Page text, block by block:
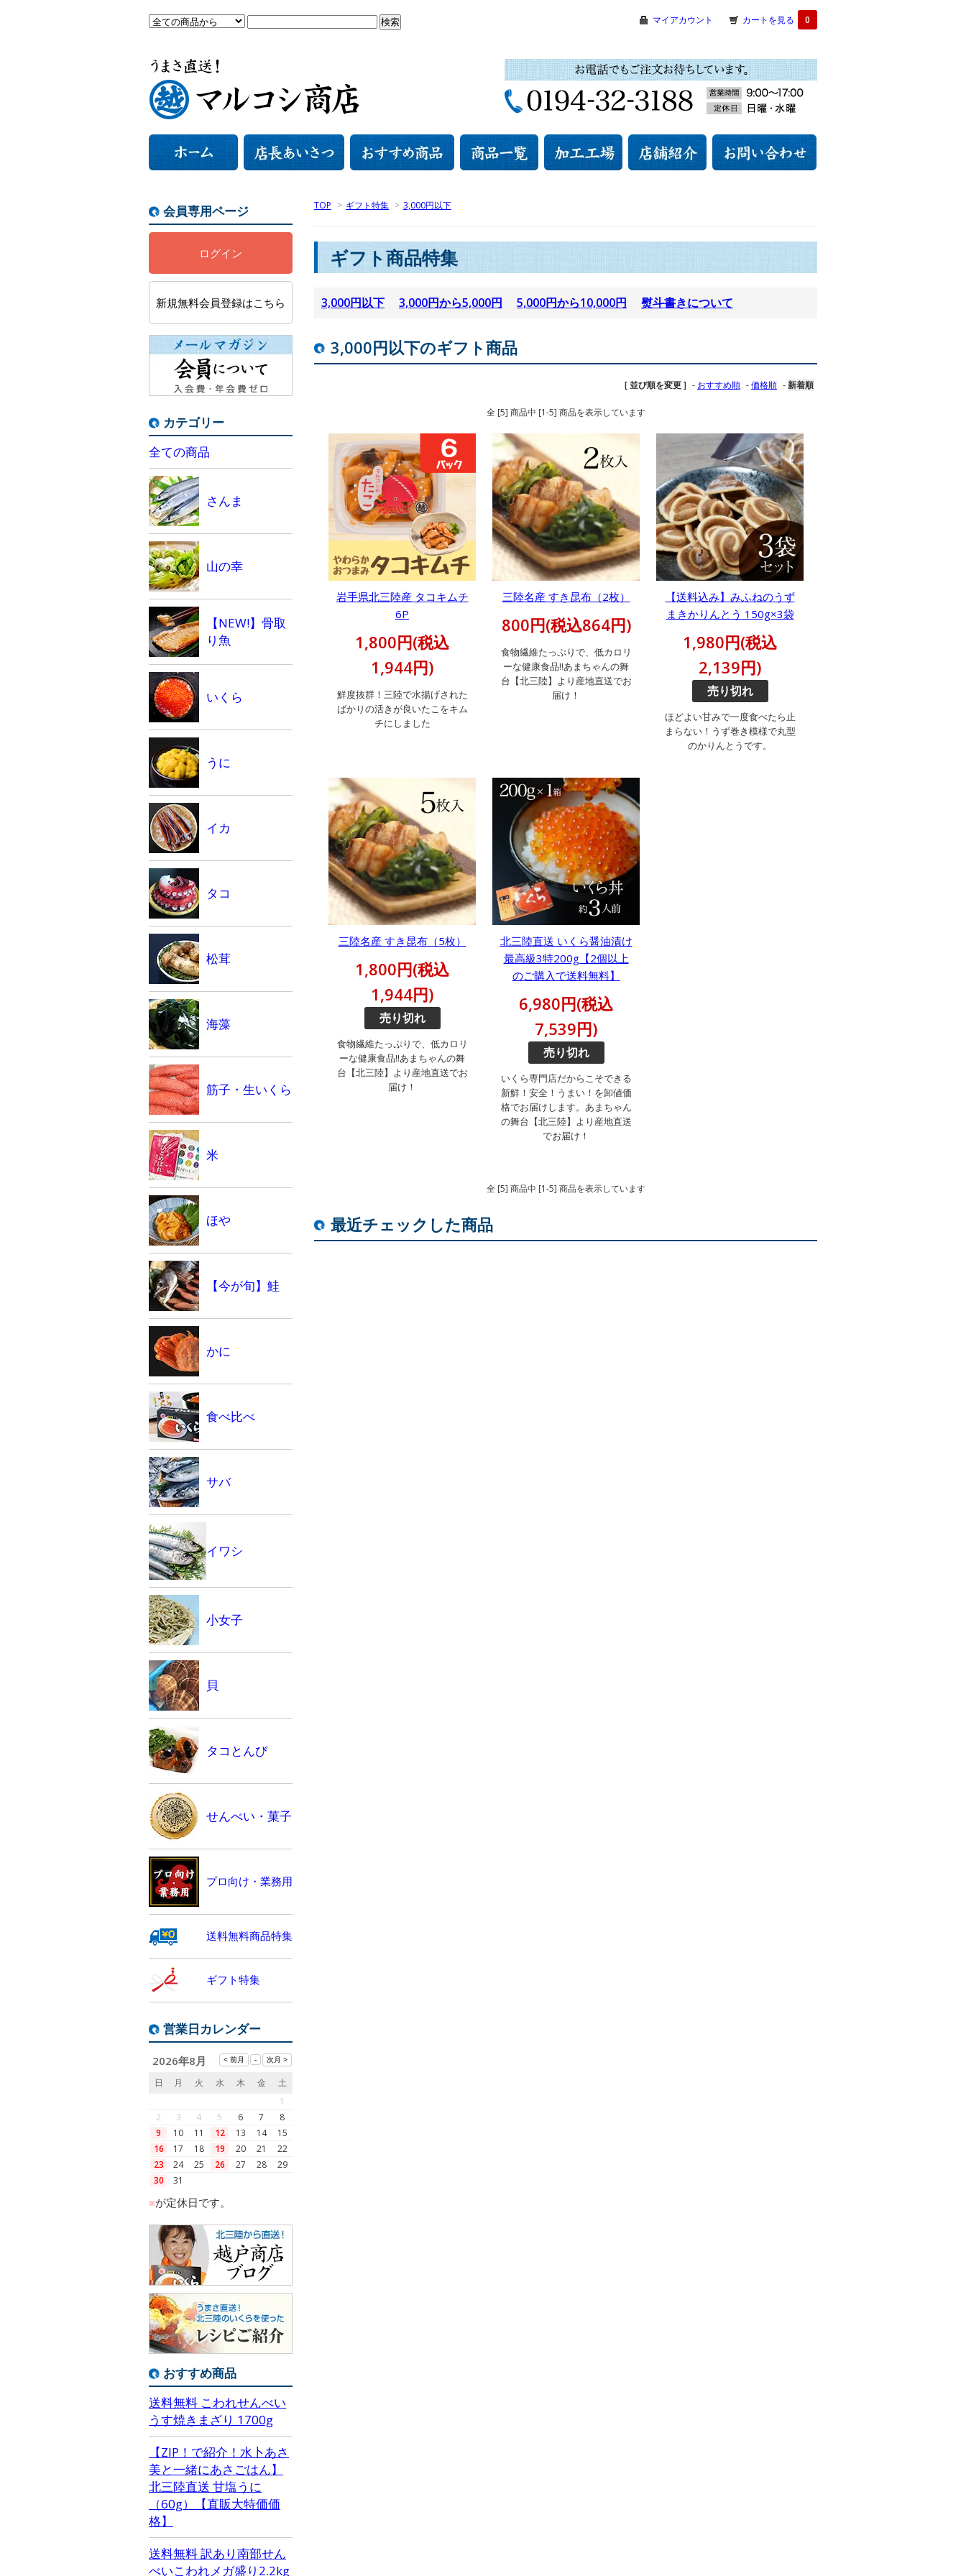
マイアカウント カートを見る 0
TOP > ギフト特集 > 3,000円以下
ギフト商品特集
3,000円以下 3,000円から5,000円 5,000円から10,000円 熨斗書きについて
3,000円以下のギフト商品
[ 並び順を変更 ] - おすすめ順 -価格順 -新着順
全 [5] 商品中 [1-5] 商品を表示しています
岩手県北三陸産 タコキムチ
6P
1,800円(税込
1,944円)
鮮度抜群！三陸で水揚げされた
ばかりの活きが良いたこをキム
チにしました
三陸名産 すき昆布（2枚）
800円(税込864円)
食物繊維たっぷりで、低カロリ
ーな健康食品!!あまちゃんの舞
台【北三陸】より産地直送でお
届け！
【送料込み】みふねのうず
まきかりんとう 150g×3袋
1,980円(税込
2,139円)
売り切れ
ほどよい甘みで一度食べたら止
まらない！うず巻き模様で丸型
のかりんとうです。
三陸名産 すき昆布（5枚）
1,800円(税込
1,944円)
売り切れ
食物繊維たっぷりで、低カロリ
ーな健康食品!!あまちゃんの舞
台【北三陸】より産地直送でお
届け！
北三陸直送 いくら醤油漬け
最高級3特200g【2個以上
のご購入で送料無料】
6,980円(税込
7,539円)
売り切れ
いくら専門店だからこそできる
新鮮！安全！うまい！を卸値価
格でお届けします。あまちゃん
の舞台【北三陸】より産地直送
でお届け！
全 [5] 商品中 [1-5] 商品を表示しています
最近チェックした商品
会員専用ページ
ログイン
新規無料会員登録はこちら
カテゴリー
全ての商品
さんま
山の幸
【NEW!】骨取
り魚
いくら
うに
イカ
タコ
松茸
海藻
筋子・生いくら
米
ほや
【今が旬】鮭
かに
食べ比べ
サバ
イワシ
小女子
貝
タコとんび
せんべい・菓子
プロ向け・業務用
送料無料商品特集
ギフト特集
営業日カレンダー
2026年8月
日 月 火 水 木 金
土
1
2
3 4 5 6 7
8
9
10 11 12 13 14
15
16
17 18 19 20 21
22
23
24 25 26 27 28
29
30
31
■が定休日です。
おすすめ商品
送料無料 こわれせんべい
うす焼きまざり 1700g
【ZIP！で紹介！水卜あさ
美と一緒にあさごはん】
北三陸直送 甘塩うに
（60g）【直販大特価価
格】
送料無料 訳あり南部せん
べいこわれメガ盛り2.2kg